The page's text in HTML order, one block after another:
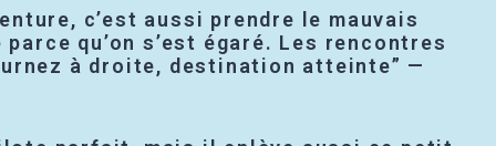
c’est aussi prendre le mauvais
qu’on s’est égaré. Les rencontres
à droite, destination atteinte” —